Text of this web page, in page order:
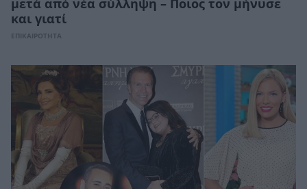
μετά από νέα σύλληψη – Ποιος τον μήνυσε
και γιατί
ΕΠΙΚΑΙΡΟΤΗΤΑ